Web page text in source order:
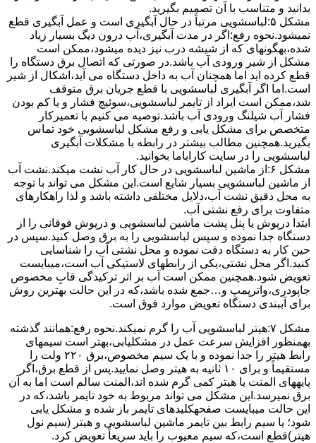
بدانید و متناسب با آن تصمیم بگیرید.
مشکل ۵:لباسشویی مرتباً در ﺣﺎل آﺑﮕﯿﺮی اﺳﺖ و ﻋﻤﻞ آﺑﮕﯿﺮی ﻗﻄﻊ
نمیشود.نحوه رﻓﻊ:اﮔﺮ در ﻣﺪت آﺑﮕﯿﺮی،آب درون دﯾﮓ ﺑﺴﯿﺎر زﯾﺎد
ﺷﺪه،بهگونهای ﮐﻪ از ﺷﯿﺸﻪ درب ﻧﯿﺰ دﯾﺪه میشود،ممکن است
مشکل از شیر ورودی آب باشد.در صورتی که اتصال برق دستگاه را
قطع کرده اید اما همچنان آب به داخل دستگاه می آید،اشکال از شیر
است.اما اگر آبگیری لباسشویی با قطع جریان برق متوقف
شد،ممکن است ایراد از تایمر لباسشویی،سوئیچ فشار و یا کم بودن
فشار آب شیلنگ ورودی آب باشد.توصیه می کنیم با تعمیرکار
متخصص برای مشکل یابی و رفع مشکل لباسشویی خود تماس
بگیرید.همچنین مطالب بیشتر در رابطه با مشکلات آبگیری
لباسشویی را در سایت کاراباما بخوانید.
مشکل ۶:از ﻣﺎﺷﯿﻦ لباسشویی در ﺣﺎل ﮐﺎر آب ﻧﺸﺖ میکند.نشت آب
از ماشین لباسشویی بسیار شایع است.این مشکل می تواند با توجه
به محل دقیق نشت آب،دلایل مختلفی داشته باشد و لذا راهکارهای
متفاوت برای رفع نشتی آب.
ابتدا درپوش یا پنل ﭘﺸﺖ ﻣﺎﺷﯿﻦ لباسشویی و درپوش ﻓﻮﻗﺎﻧﯽ را از
دستگاه ﺟﺪا ﻧﻤﻮده و ﺳﭙﺲ لباسشویی را ﺑﻪ ﺑﺮق وصل ﮐﻨﯿﺪ.سپس در
حین کار به دستگاه دقت نموده و ﻣﺤﻞ نشتی آب را ﺷﻨﺎﺳﺎﯾﯽ
کنید.اﮔﺮ ﻣﺤﻞ نشتی،ﯾﮑﯽ از رابطهای ﻻﺳﺘﯿﮑﯽ آب اﺳﺖ،میبایست
ﺗﻌﻮﯾﺾ شود.همچنین ﻣﻤﮑﻦ اﺳﺖ آب بر اثر ﺗﺮﮐﯿﺪﮔﯽ قابِ ﻣﺨﺼﻮص
ﺟﺎﭘﻮدری،واترپمپ و…جمع شده ﺑﺎﺷﺪ،ﮐﻪ در این حالت بهترین روش
برای آببندی دستگاه ﺗﻌﻮﯾﺾ ﻣﻮارد ﻓﻮق اﺳﺖ.
مشکل ۷:ﻫﯿﺘﺮ لباسشویی آب را ﮔﺮم نمیکند.نحوه رﻓﻊ:ﻫﻤﺎﻧﻨﺪ ﮔﺬﺷﺘﻪ
بهمنظور اﻓﺰاﯾﺶ ﺳﺮﻋﺖ ﻋﻤﻞ در مشکلیابی،بهتر است سیمهای
راﺑﻂ ﻫﯿﺘﺮ را ﺟﺪا ﻧﻤﻮده و ﺑﺎ ﯾﮏ ﺳﯿﻢ ﻣﺨﺼﻮص،برق ۲۲۰ ولت را
مستقیماً و برای ۱۰ ﺛﺎﻧﯿﻪ ﺑﻪ ﻫﯿﺘﺮ وصل نمایید.ﭘﺲ از ﻗﻄﻊ ﺑﺮق،اﮔﺮ
پایههای اﻟﻤﻨﺖ یا هیتر کمی ﮔﺮم ﺷﺪه اند،اﻟﻤﻨﺖ ﺳﺎﻟﻢ است اما ﺑﻪ آن
ﺑﺮق نمیرسد.اﯾﻦ ﻣﺸﮑﻞ می تواند مربوط به ﺧﻮد ﺗﺎﯾﻤﺮ باشد،ﮐﻪ در
این حالت میبایست صفحهکلیدهای ﺗﺎﯾﻤﺮ باز شده و مشکل یابی
شود؛ ﯾﺎ ﺳﯿﻢ راﺑﻂ ﺑﯿﻦ ﺗﺎﯾﻤﺮ ماشین لباسشویی و ﻫﯿﺘﺮ (سیم ﻧﻮل
ﻫﯿﺘﺮ)ﻗﻄﻊ اﺳﺖ،ﮐﻪ ﺳﯿﻢ ﻣﻌﯿﻮب را ﺑﺎﯾﺪ سریعاً ﺗﻌﻮﯾﺾ کرد.